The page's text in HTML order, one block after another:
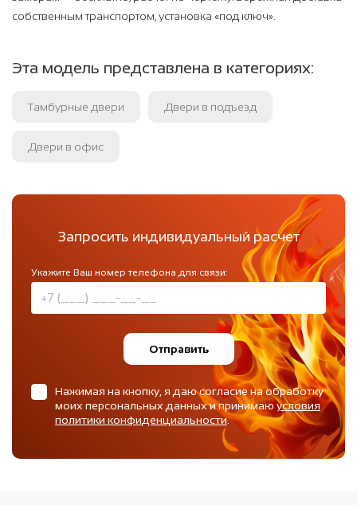
собственным транспортом, установка «под ключ».
Эта модель представлена в категориях:
Тамбурные двери Двери в подъезд
Двери в офис
Запросить индивидуальный расчет
Укажите Ваш номер телефона для связи:
Отправить
Нажимая на кнопку, я даю согласие на обработку
моих персональных данных и принимаюусловия
политики конфиденциальности.